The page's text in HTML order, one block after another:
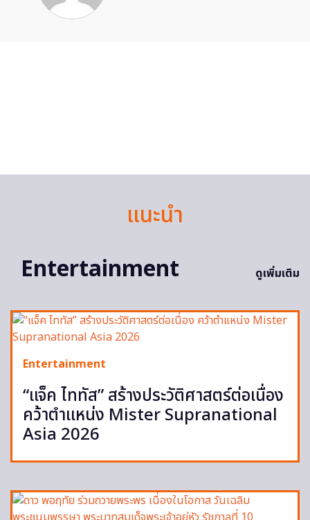
แนะนำ
Entertainment
ดูเพิ่มเติม
Entertainment
“แจ็ค ไททัส” สร้างประวัติศาสตร์ต่อเนื่อง
คว้าตำแหน่ง Mister Supranational
Asia 2026